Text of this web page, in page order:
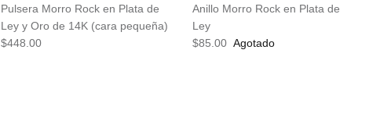
Pulsera Morro Rock en Plata de
Ley y Oro de 14K (cara pequeña)
$448.00
Anillo Morro Rock en Plata de
Ley
$85.00 Agotado